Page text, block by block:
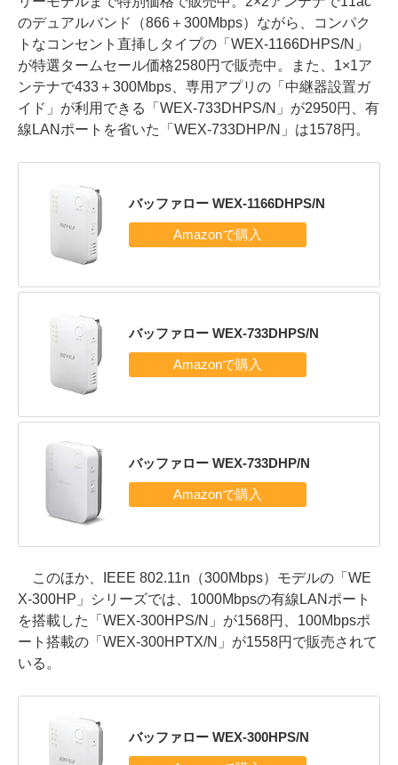
のデュアルバンド（866＋300Mbps）ながら、コンパク
トなコンセント直挿しタイプの「WEX-1166DHPS/N」
が特選タームセール価格2580円で販売中。また、1×1ア
ンテナで433＋300Mbps、専用アプリの「中継器設置ガ
イド」が利用できる「WEX-733DHPS/N」が2950円、有
線LANポートを省いた「WEX-733DHP/N」は1578円。
バッファロー WEX-1166DHPS/N
バッファロー WEX-733DHPS/N
バッファロー WEX-733DHP/N
このほか、IEEE 802.11n（300Mbps）モデルの「WE
X-300HP」シリーズでは、1000Mbpsの有線LANポート
を搭載した「WEX-300HPS/N」が1568円、100Mbpsポ
ート搭載の「WEX-300HPTX/N」が1558円で販売されて
いる。
バッファロー WEX-300HPS/N